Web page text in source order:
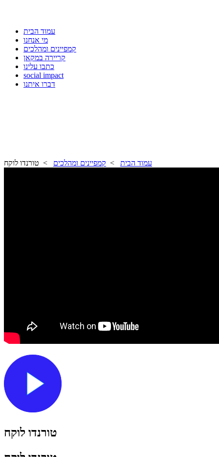
עמוד הבית
מי אנחנו
קמפיינים ומהלכים
קריירה במקאן
כתבו עלינו
social impact
דברו איתנו
עמוד הבית > קמפיינים ומהלכים > טורנדו לוקח
טורנדו לוקח